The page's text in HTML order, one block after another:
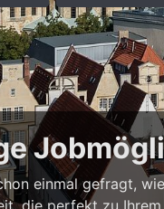
einmal gefragt,